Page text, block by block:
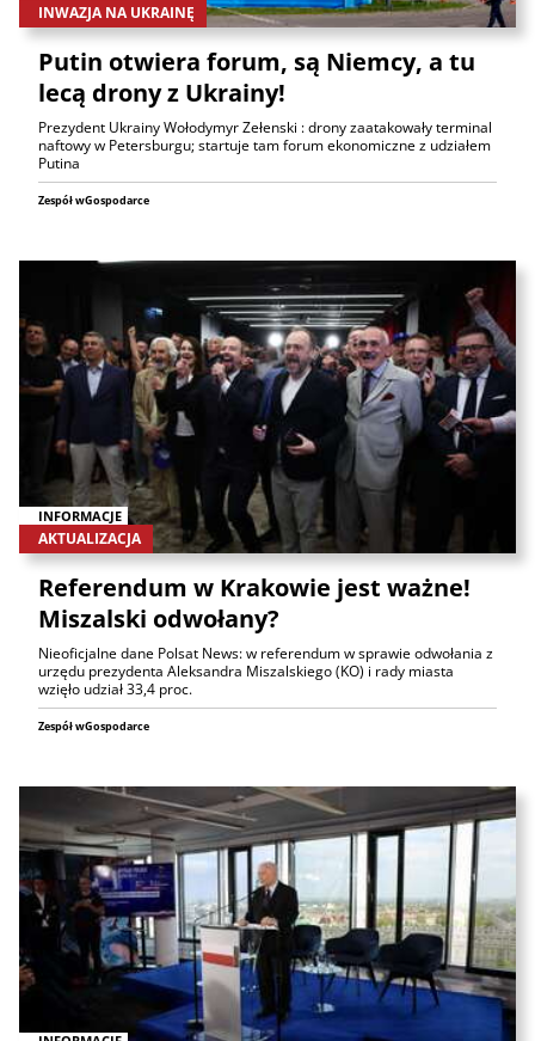
INWAZJA NA UKRAINĘ
Putin otwiera forum, są Niemcy, a tu
lecą drony z Ukrainy!
Prezydent Ukrainy Wołodymyr Zełenski : drony zaatakowały terminal
naftowy w Petersburgu; startuje tam forum ekonomiczne z udziałem
Putina
Zespół wGospodarce
INFORMACJE
AKTUALIZACJA
Referendum w Krakowie jest ważne!
Miszalski odwołany?
Nieoficjalne dane Polsat News: w referendum w sprawie odwołania z
urzędu prezydenta Aleksandra Miszalskiego (KO) i rady miasta
wzięło udział 33,4 proc.
Zespół wGospodarce